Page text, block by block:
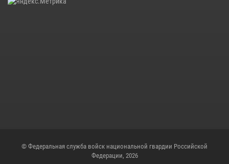
© Федеральная служба войск национальной гвардии Российской
Федерации, 2026